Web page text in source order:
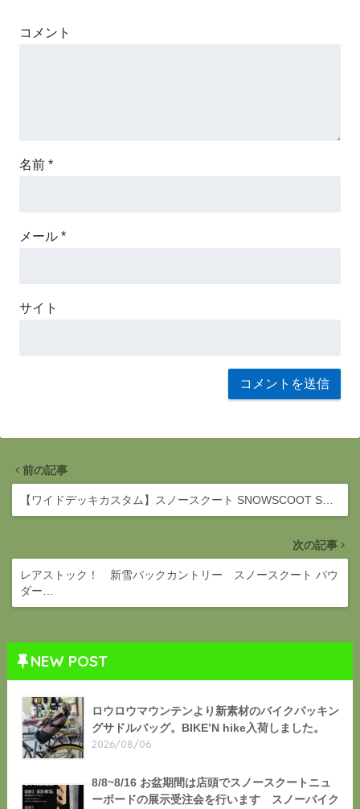
コメント
名前 *
メール *
サイト
前の記事
【ワイドデッキカスタム】スノースクート SNOWSCOOT S…
次の記事
レアストック！ 新雪バックカントリー スノースクート パウ
ダー…
NEW POST
ロウロウマウンテンより新素材のバイクパッキン
グサドルバッグ。BIKE’N hike入荷しました。
2026/08/06
8/8~8/16 お盆期間は店頭でスノースクートニュ
ーボードの展示受注会を行います スノーバイク